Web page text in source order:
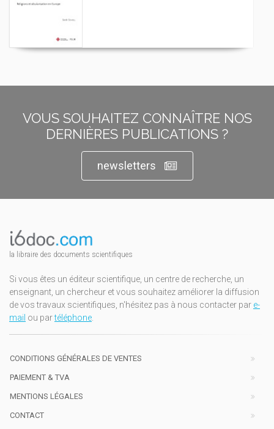
VOUS SOUHAITEZ CONNAÎTRE NOS
DERNIÈRES PUBLICATIONS ?
newsletters
la libraire des documents scientifiques
Si vous êtes un éditeur scientifique, un centre de recherche, un
enseignant, un chercheur et vous souhaitez améliorer la diffusion
de vos travaux scientifiques, n'hésitez pas à nous contacter par e-
mail ou partéléphone.
CONDITIONS GÉNÉRALES DE VENTES
PAIEMENT & TVA
MENTIONS LÉGALES
CONTACT